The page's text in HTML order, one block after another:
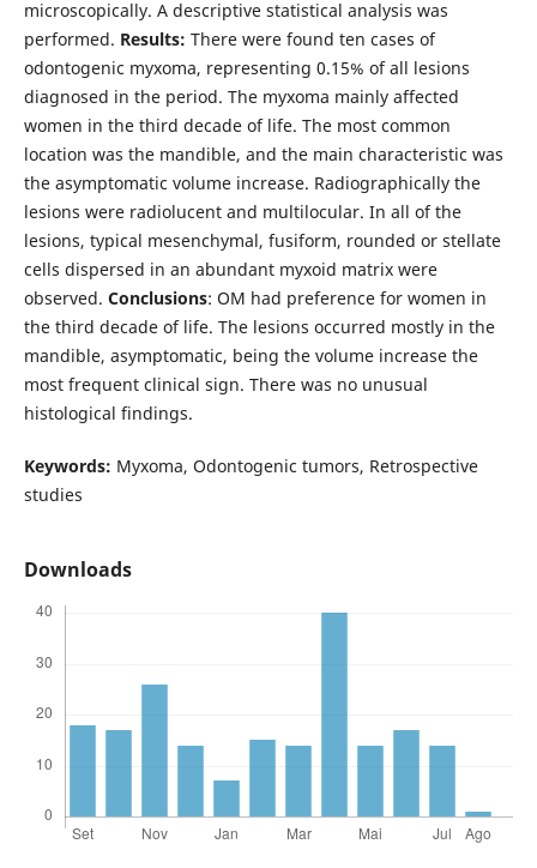
microscopically. A descriptive statistical analysis was
performed. Results: There were found ten cases of
odontogenic myxoma, representing 0.15% of all lesions
diagnosed in the period. The myxoma mainly affected
women in the third decade of life. The most common
location was the mandible, and the main characteristic was
the asymptomatic volume increase. Radiographically the
lesions were radiolucent and multilocular. In all of the
lesions, typical mesenchymal, fusiform, rounded or stellate
cells dispersed in an abundant myxoid matrix were
observed. Conclusions: OM had preference for women in
the third decade of life. The lesions occurred mostly in the
mandible, asymptomatic, being the volume increase the
most frequent clinical sign. There was no unusual
histological findings.
Keywords: Myxoma, Odontogenic tumors, Retrospective
studies
Downloads